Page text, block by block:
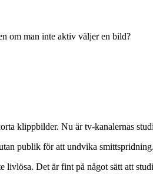
om man inte aktiv väljer en bild?
klippbilder. Nu är tv-kanalernas
publik för att undvika
Det är fint på något sätt att